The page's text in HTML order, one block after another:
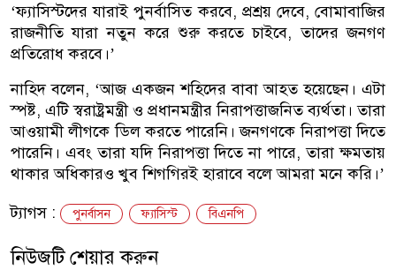
‘ফ্যাসিস্টদের যারাই পুনর্বাসিত করবে, প্রশ্রয় দেবে, বোমাবাজির
রাজনীতি যারা নতুন করে শুরু করতে চাইবে, তাদের জনগণ
প্রতিরোধ করবে।’
নাহিদ বলেন, ‘আজ একজন শহিদের বাবা আহত হয়েছেন। এটা
স্পষ্ট, এটি স্বরাষ্ট্রমন্ত্রী ও প্রধানমন্ত্রীর নিরাপত্তাজনিত ব্যর্থতা। তারা
আওয়ামী লীগকে ডিল করতে পারেনি। জনগণকে নিরাপত্তা দিতে
পারেনি। এবং তারা যদি নিরাপত্তা দিতে না পারে, তারা ক্ষমতায়
থাকার অধিকারও খুব শিগগিরই হারাবে বলে আমরা মনে করি।’
ট্যাগস :
পুনর্বাসন ফ্যাসিস্ট বিএনপি
নিউজটি শেয়ার করুন